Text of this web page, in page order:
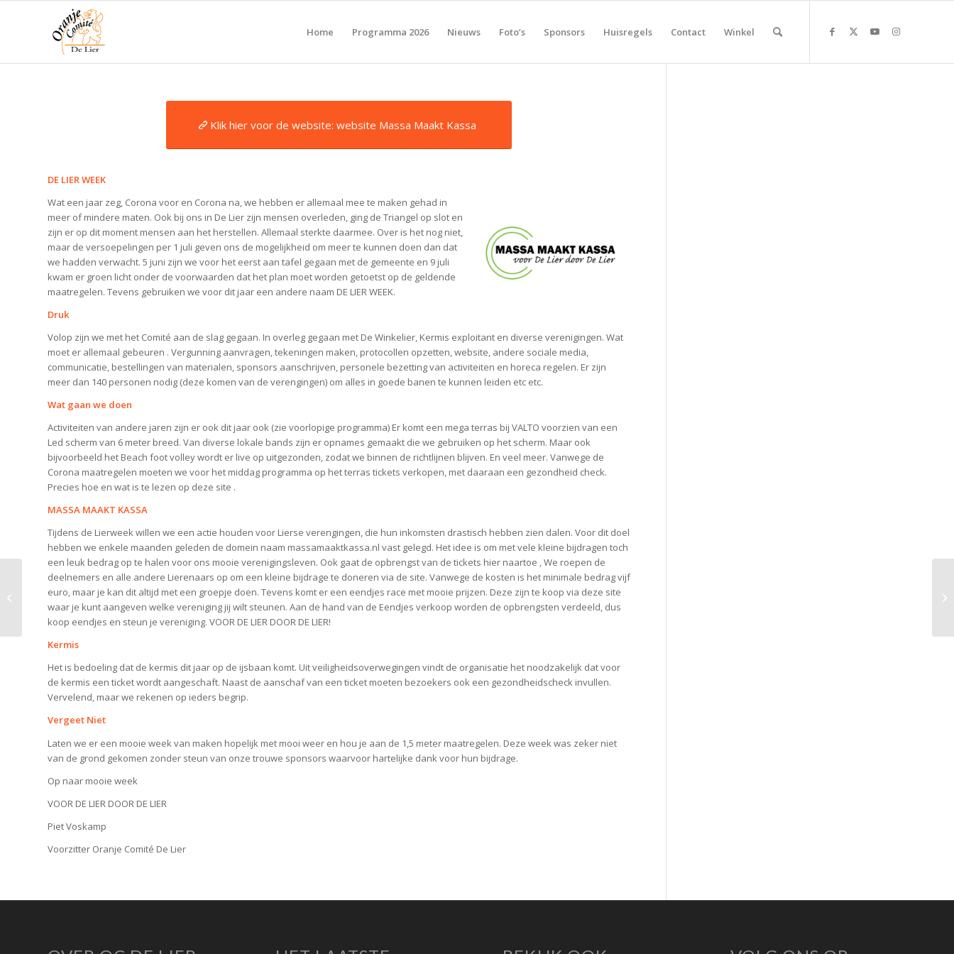
Home Programma 2026 Nieuws Foto’s Sponsors Huisregels Contact Winkel
Klik hier voor de website: website Massa Maakt Kassa
DE LIER WEEK
Wat een jaar zeg, Corona voor en Corona na, we hebben er allemaal mee te maken gehad in
meer of mindere maten. Ook bij ons in De Lier zijn mensen overleden, ging de Triangel op slot en
zijn er op dit moment mensen aan het herstellen. Allemaal sterkte daarmee. Over is het nog niet,
maar de versoepelingen per 1 juli geven ons de mogelijkheid om meer te kunnen doen dan dat
we hadden verwacht. 5 juni zijn we voor het eerst aan tafel gegaan met de gemeente en 9 juli
kwam er groen licht onder de voorwaarden dat het plan moet worden getoetst op de geldende
maatregelen. Tevens gebruiken we voor dit jaar een andere naam DE LIER WEEK.
Druk
Volop zijn we met het Comité aan de slag gegaan. In overleg gegaan met De Winkelier, Kermis exploitant en diverse verenigingen. Wat
moet er allemaal gebeuren . Vergunning aanvragen, tekeningen maken, protocollen opzetten, website, andere sociale media,
communicatie, bestellingen van materialen, sponsors aanschrijven, personele bezetting van activiteiten en horeca regelen. Er zijn
meer dan 140 personen nodig (deze komen van de verengingen) om alles in goede banen te kunnen leiden etc etc.
Wat gaan we doen
Activiteiten van andere jaren zijn er ook dit jaar ook (zie voorlopige programma) Er komt een mega terras bij VALTO voorzien van een
Led scherm van 6 meter breed. Van diverse lokale bands zijn er opnames gemaakt die we gebruiken op het scherm. Maar ook
bijvoorbeeld het Beach foot volley wordt er live op uitgezonden, zodat we binnen de richtlijnen blijven. En veel meer. Vanwege de
Corona maatregelen moeten we voor het middag programma op het terras tickets verkopen, met daaraan een gezondheid check.
Precies hoe en wat is te lezen op deze site .
MASSA MAAKT KASSA
Tijdens de Lierweek willen we een actie houden voor Lierse verengingen, die hun inkomsten drastisch hebben zien dalen. Voor dit doel
hebben we enkele maanden geleden de domein naam massamaaktkassa.nl vast gelegd. Het idee is om met vele kleine bijdragen toch
een leuk bedrag op te halen voor ons mooie verenigingsleven. Ook gaat de opbrengst van de tickets hier naartoe , We roepen de
deelnemers en alle andere Lierenaars op om een kleine bijdrage te doneren via de site. Vanwege de kosten is het minimale bedrag vijf
euro, maar je kan dit altijd met een groepje doen. Tevens komt er een eendjes race met mooie prijzen. Deze zijn te koop via deze site
waar je kunt aangeven welke vereniging jij wilt steunen. Aan de hand van de Eendjes verkoop worden de opbrengsten verdeeld, dus
koop eendjes en steun je vereniging. VOOR DE LIER DOOR DE LIER!
Kermis
Het is bedoeling dat de kermis dit jaar op de ijsbaan komt. Uit veiligheidsoverwegingen vindt de organisatie het noodzakelijk dat voor
de kermis een ticket wordt aangeschaft. Naast de aanschaf van een ticket moeten bezoekers ook een gezondheidscheck invullen.
Vervelend, maar we rekenen op ieders begrip.
Vergeet Niet
Laten we er een mooie week van maken hopelijk met mooi weer en hou je aan de 1,5 meter maatregelen. Deze week was zeker niet
van de grond gekomen zonder steun van onze trouwe sponsors waarvoor hartelijke dank voor hun bijdrage.
Op naar mooie week
VOOR DE LIER DOOR DE LIER
Piet Voskamp
Voorzitter Oranje Comité De Lier
Alternatieve
“Feestweek”
voorbereidingen